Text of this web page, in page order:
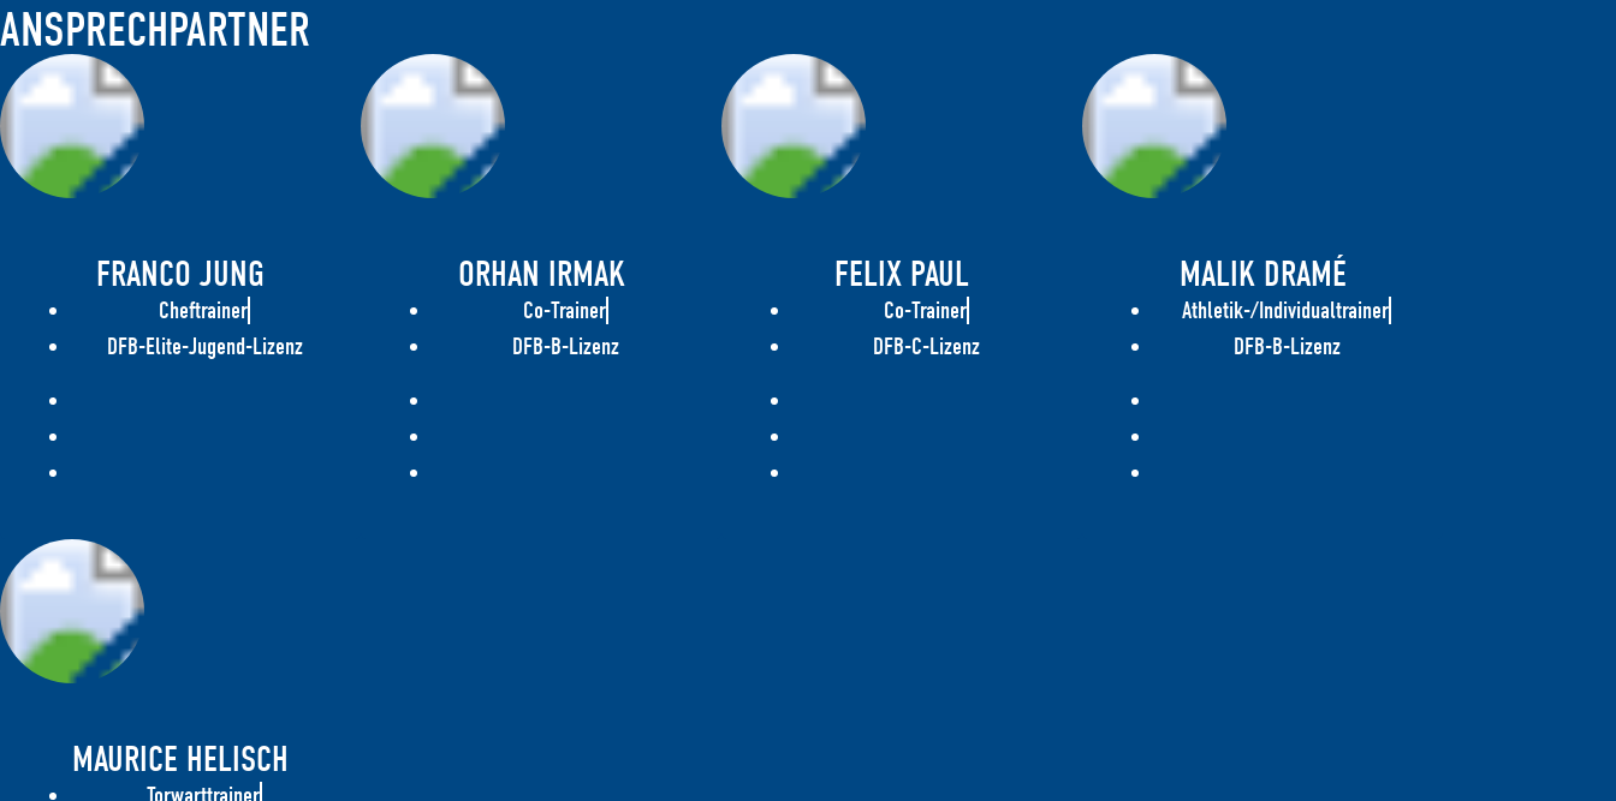
ANSPRECHPARTNER
FRANCO JUNG
Cheftrainer
DFB-Elite-Jugend-Lizenz
ORHAN IRMAK
Co-Trainer
DFB-B-Lizenz
FELIX PAUL
Co-Trainer
DFB-C-Lizenz
MALIK DRAMÉ
Athletik-/Individualtrainer
DFB-B-Lizenz
MAURICE HELISCH
Torwarttrainer